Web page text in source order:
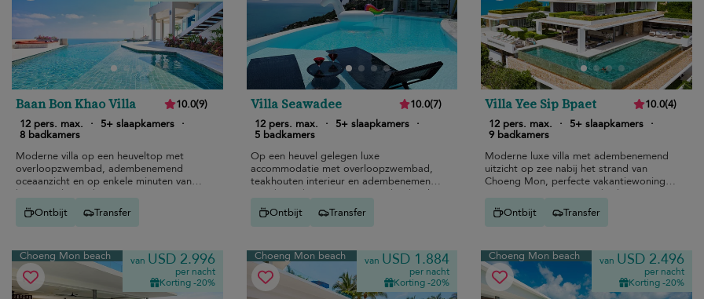
Baan Bon Khao Villa 10.0(9)
12 pers. max.
· 5+ slaapkamers ·
8 badkamers
Moderne villa op een heuveltop met
overloopzwembad, adembenemend
oceaanzicht en op enkele minuten van
het strand van Choeng Mon.
Ontbijt
Transfer
Villa Seawadee 10.0(7)
12 pers. max.
· 5+ slaapkamers ·
5 badkamers
Op een heuvel gelegen luxe
accommodatie met overloopzwembad,
teakhouten interieur en adembenemend
uitzicht op het Bang Po strand - ideaal
voor een ontspannen gezinsvakantie.
Ontbijt Transfer
Villa Yee Sip Bpaet 10.0(4)
12 pers. max.
· 5+ slaapkamers ·
9 badkamers
Moderne luxe villa met adembenemend
uitzicht op zee nabij het strand van
Choeng Mon, perfecte vakantiewoning
voor gezinnen met zwembad en
bioscoop.
Ontbijt Transfer
Choeng Mon beach van USD 2.996
per nacht
Korting -20%
Choeng Mon beach van USD 1.884
per nacht
Korting -20%
Choeng Mon beach van USD 2.496
per nacht
Korting -20%